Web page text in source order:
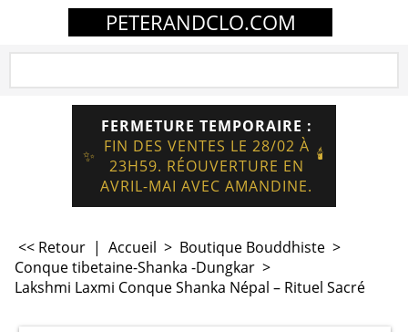
PETERANDCLO.COM
✨
FERMETURE TEMPORAIRE :
FIN DES VENTES LE 28/02 À
23H59. RÉOUVERTURE EN
AVRIL-MAI AVEC AMANDINE.
🕯️
<< Retour | Accueil > Boutique Bouddhiste >
Conque tibetaine-Shanka -Dungkar >
Lakshmi Laxmi Conque Shanka Népal – Rituel Sacré